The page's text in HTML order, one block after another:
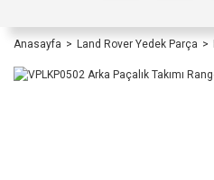
Anasayfa Land Rover Yedek Parça